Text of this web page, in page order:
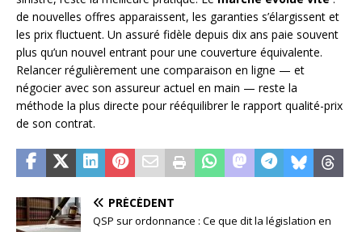
de nouvelles offres apparaissent, les garanties s’élargissent et
les prix fluctuent. Un assuré fidèle depuis dix ans paie souvent
plus qu’un nouvel entrant pour une couverture équivalente.
Relancer régulièrement une comparaison en ligne — et
négocier avec son assureur actuel en main — reste la
méthode la plus directe pour rééquilibrer le rapport qualité-prix
de son contrat.
PRÉCÉDENT
QSP sur ordonnance : Ce que dit la législation en